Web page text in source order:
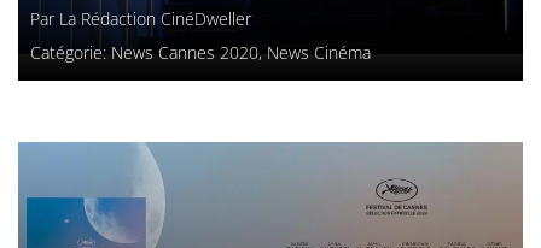
Par La Rédaction CinéDweller
Catégorie: News Cannes 2020, News Cinéma